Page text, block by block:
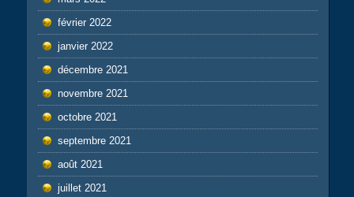
février 2022
janvier 2022
décembre 2021
novembre 2021
octobre 2021
septembre 2021
août 2021
juillet 2021